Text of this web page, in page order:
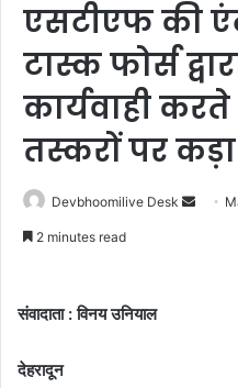
एसटीएफ की
टास्क फोर्स
कार्यवाही
तस्करों पर कड़ा
Devbhoomilive Desk
Send
2 minutes read
संवादाता : विनय उनियाल
देहरादून